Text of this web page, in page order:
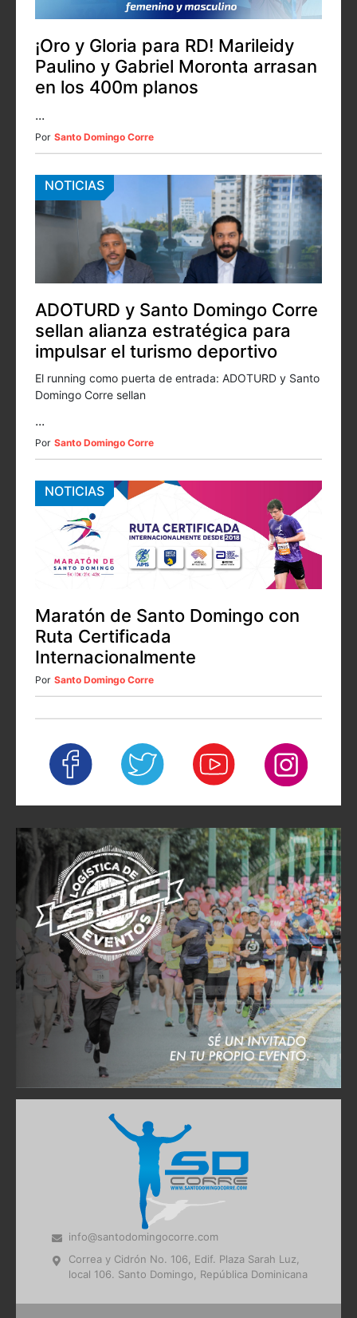
¡Oro y Gloria para RD! Marileidy
Paulino y Gabriel Moronta arrasan
en los 400m planos
...
Por Santo Domingo Corre
NOTICIAS
ADOTURD y Santo Domingo Corre
sellan alianza estratégica para
impulsar el turismo deportivo
El running como puerta de entrada: ADOTURD y Santo
Domingo Corre sellan
...
Por Santo Domingo Corre
NOTICIAS
Maratón de Santo Domingo con
Ruta Certificada
Internacionalmente
Por Santo Domingo Corre
info@santodomingocorre.com
Correa y Cidrón No. 106, Edif. Plaza Sarah Luz,
local 106. Santo Domingo, República Dominicana